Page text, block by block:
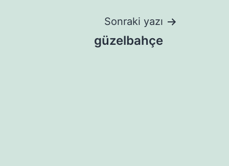
Sonraki yazı
güzelbahçe